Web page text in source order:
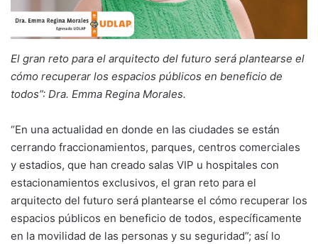
El gran reto para el arquitecto del futuro será plantearse el
cómo recuperar los espacios públicos en beneficio de
todos”: Dra. Emma Regina Morales.
“En una actualidad en donde en las ciudades se están
cerrando fraccionamientos, parques, centros comerciales
y estadios, que han creado salas VIP u hospitales con
estacionamientos exclusivos, el gran reto para el
arquitecto del futuro será plantearse el cómo recuperar los
espacios públicos en beneficio de todos, específicamente
en la movilidad de las personas y su seguridad”; así lo